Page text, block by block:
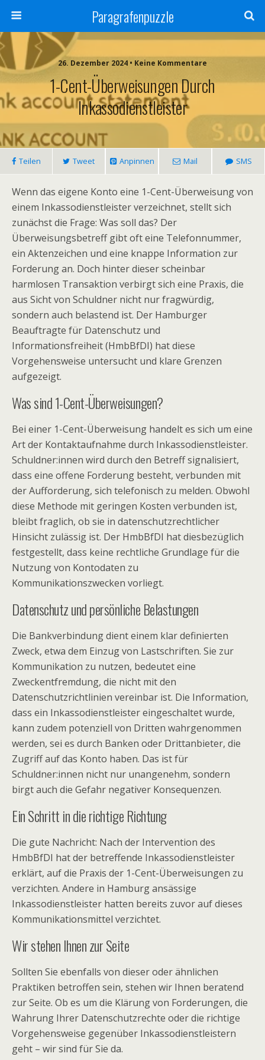
Paragrafenpuzzle
26. Dezember 2024 • Keine Kommentare
1-Cent-Überweisungen Durch
Inkassodienstleister
Teilen Tweet Anpinnen Mail SMS
Wenn das eigene Konto eine 1-Cent-Überweisung von
einem Inkassodienstleister verzeichnet, stellt sich
zunächst die Frage: Was soll das? Der
Überweisungsbetreff gibt oft eine Telefonnummer,
ein Aktenzeichen und eine knappe Information zur
Forderung an. Doch hinter dieser scheinbar
harmlosen Transaktion verbirgt sich eine Praxis, die
aus Sicht von Schuldner nicht nur fragwürdig,
sondern auch belastend ist. Der Hamburger
Beauftragte für Datenschutz und
Informationsfreiheit (HmbBfDI) hat diese
Vorgehensweise untersucht und klare Grenzen
aufgezeigt.
Was sind 1-Cent-Überweisungen?
Bei einer 1-Cent-Überweisung handelt es sich um eine
Art der Kontaktaufnahme durch Inkassodienstleister.
Schuldner:innen wird durch den Betreff signalisiert,
dass eine offene Forderung besteht, verbunden mit
der Aufforderung, sich telefonisch zu melden. Obwohl
diese Methode mit geringen Kosten verbunden ist,
bleibt fraglich, ob sie in datenschutzrechtlicher
Hinsicht zulässig ist. Der HmbBfDI hat diesbezüglich
festgestellt, dass keine rechtliche Grundlage für die
Nutzung von Kontodaten zu
Kommunikationszwecken vorliegt.
Datenschutz und persönliche Belastungen
Die Bankverbindung dient einem klar definierten
Zweck, etwa dem Einzug von Lastschriften. Sie zur
Kommunikation zu nutzen, bedeutet eine
Zweckentfremdung, die nicht mit den
Datenschutzrichtlinien vereinbar ist. Die Information,
dass ein Inkassodienstleister eingeschaltet wurde,
kann zudem potenziell von Dritten wahrgenommen
werden, sei es durch Banken oder Drittanbieter, die
Zugriff auf das Konto haben. Das ist für
Schuldner:innen nicht nur unangenehm, sondern
birgt auch die Gefahr negativer Konsequenzen.
Ein Schritt in die richtige Richtung
Die gute Nachricht: Nach der Intervention des
HmbBfDI hat der betreffende Inkassodienstleister
erklärt, auf die Praxis der 1-Cent-Überweisungen zu
verzichten. Andere in Hamburg ansässige
Inkassodienstleister hatten bereits zuvor auf dieses
Kommunikationsmittel verzichtet.
Wir stehen Ihnen zur Seite
Sollten Sie ebenfalls von dieser oder ähnlichen
Praktiken betroffen sein, stehen wir Ihnen beratend
zur Seite. Ob es um die Klärung von Forderungen, die
Wahrung Ihrer Datenschutzrechte oder die richtige
Vorgehensweise gegenüber Inkassodienstleistern
geht – wir sind für Sie da.